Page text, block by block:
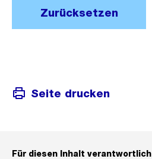
Zurücksetzen
Seite drucken
Für diesen Inhalt verantwortlich